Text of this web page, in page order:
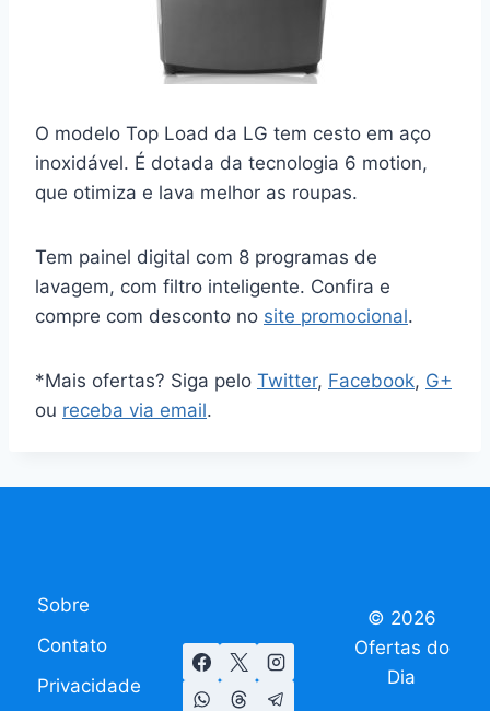
O modelo Top Load da LG tem cesto em aço
inoxidável. É dotada da tecnologia 6 motion,
que otimiza e lava melhor as roupas.
Tem painel digital com 8 programas de
lavagem, com filtro inteligente. Confira e
compre com desconto no site promocional.
*Mais ofertas? Siga pelo Twitter, Facebook, G+
ou receba via email.
Sobre
Contato
Privacidade
© 2026
Ofertas do
Dia